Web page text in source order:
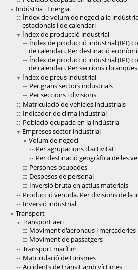
Indústria · Energia
Índex de volum de negoci a la
estacionals i de calendari
Índex de producció industrial
Índex de producció industrial (IPI)
de calendari. Per destinació
Índex de producció industrial (IPI)
de calendari. Per seccions i
Índex de preus industrial
Per grans sectors industrials
Per seccions i divisions
Matriculació de vehicles industrials
Indicador de clima industrial
Població ocupada en la indústria
Empreses sector industrial
Volum de negoci
Per agrupacions d'activitat
Per destinació geogràfica de les
Persones ocupades
Despeses de personal
Inversió bruta en actius materials
Producció venuda. Per divisions de la
Inversió industrial
Transport
Transport aeri
Moviment d'aeronaus i mercaderies
Moviment de passatgers
Transport marítim
Matriculació de turismes
Accidents de trànsit amb víctimes